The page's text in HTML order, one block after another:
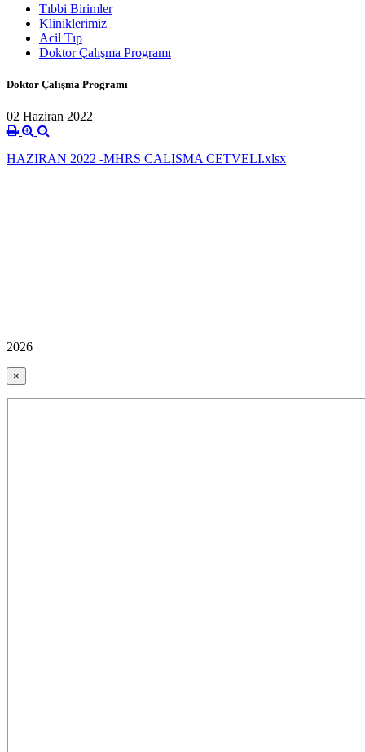
Tıbbi Birimler
Kliniklerimiz
Acil Tıp
Doktor Çalışma Programı
Doktor Çalışma Programı
02 Haziran 2022
HAZIRAN 2022 -MHRS CALISMA CETVELI.xlsx
2026
×